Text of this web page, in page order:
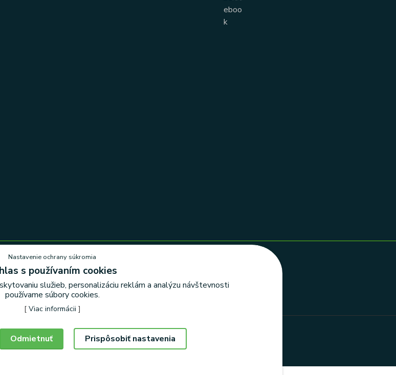
Nastavenie ochrany súkromia
Nastavenie ochrany súkromia
s používaním cookies
služieb, personalizáciu reklám a analýzu návštevnosti
používame súbory cookies.
[ Viac informácii ]
Odmietnuť Prispôsobiť nastavenia